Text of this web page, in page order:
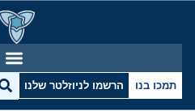
תמכו בנו הרשמו לניוזלטר שלנו